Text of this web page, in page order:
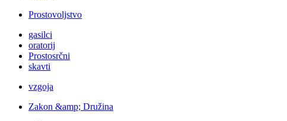
Prostovoljstvo
gasilci
oratorij
Prostosrčni
skavti
vzgoja
Zakon &amp; Družina